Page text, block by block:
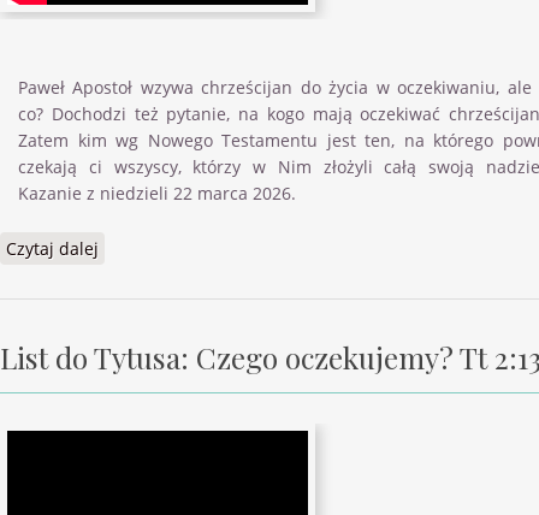
Paweł Apostoł wzywa chrześcijan do życia w oczekiwaniu, ale
co? Dochodzi też pytanie, na kogo mają oczekiwać
Zatem kim wg Nowego Testamentu jest ten, na którego
czekają ci wszyscy, którzy w Nim złożyli całą swoją
Kazanie z niedzieli 22 marca 2026.
Czytaj dalej
List do Tytusa: Czego oczekujemy? Tt